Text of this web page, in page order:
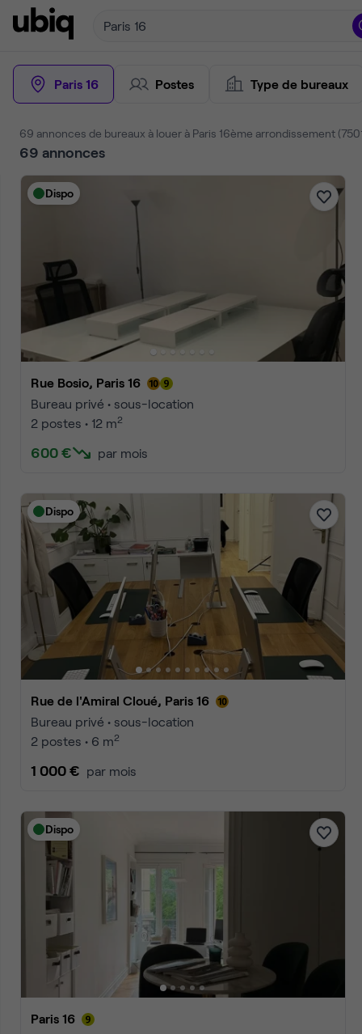
Paris 16
Paris 16 Postes Type de bureaux
88 annonces de bureaux à louer à Paris 16ème arrondissement
88annonces